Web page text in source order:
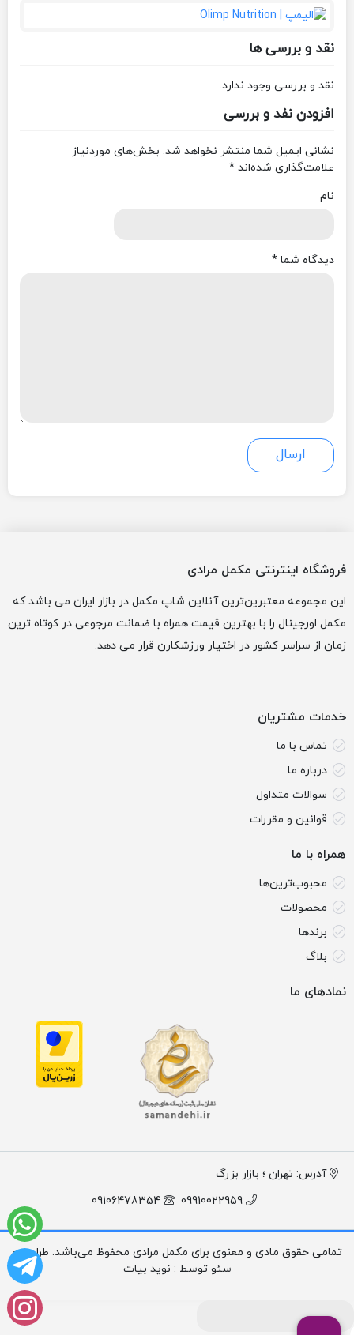
نقد و بررسی ها
نقد و بررسی وجود ندارد.
افزودن نفد و بررسی
نشانی ایمیل شما منتشر نخواهد شد. بخش‌های موردنیاز
علامت‌گذاری شده‌اند *
نام
دیدگاه شما *
فروشگاه اینترنتی مکمل مرادی
این مجموعه معتبرین‌ترین آنلاین شاپ مکمل در بازار ایران می باشد که
مکمل اورجینال را با بهترین قیمت همراه با ضمانت مرجوعی در کوتاه ترین
زمان از سراسر کشور در اختیار ورزشکارن قرار می دهد.
خدمات مشتریان
تماس با ما
درباره ما
سوالات متداول
قوانین و مقررات
همراه با ما
محبوب‌ترین‌ها
محصولات
برندها
بلاگ
نمادهای ما
آدرس: تهران ؛ بازار بزرگ
09910022959
09106478354
تمامی حقوق مادی و معنوی برای مکمل مرادی محفوظ می‌باشد. طراحی و
سئو توسط : نوید بیات